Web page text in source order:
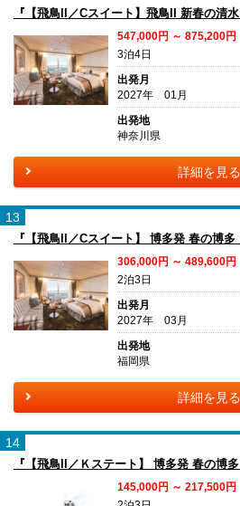
『【飛鳥II／Cスイート】飛鳥II 新春の清
547,000円 ～ 875,200円
3泊4日
出発月
2027年 01月
出発地
神奈川県
詳細を見る
13
『【飛鳥II／Cスイート】 博多発 春の博多
306,000円 ～ 489,600円
2泊3日
出発月
2027年 03月
出発地
福岡県
詳細を見る
14
『【飛鳥II／Ｋステート】 博多発 春の博
145,000円 ～ 217,500円